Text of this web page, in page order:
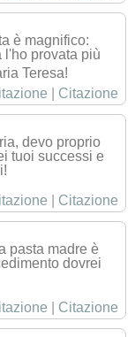
è magnifico:
l'ho provata più
Teresa!
Citazione
devo proprio
tuoi successi e
Citazione
pasta madre è
dovrei
Citazione